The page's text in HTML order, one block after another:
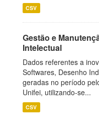
CSV
Gestão e
Intelectual
Dados referentes a
Softwares, Desenho
geradas no período
Unifei, utilizando-se...
CSV